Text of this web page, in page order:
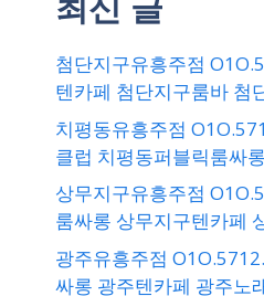
첨단지구유흥주점
텐카페 첨단지구룸바 첨
치평동유흥주점
클럽 치평동퍼블릭룸싸
상무지구유흥주점
룸싸롱 상무지구텐카페
광주유흥주점
싸롱 광주텐카페 광주노